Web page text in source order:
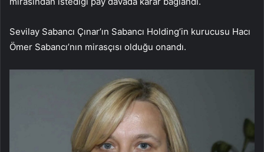
Sevilay Sabancı Çınar’ın Sabancı Holding’in kurucusu Hacı
Ömer Sabancı’nın mirasçısı olduğu onandı.